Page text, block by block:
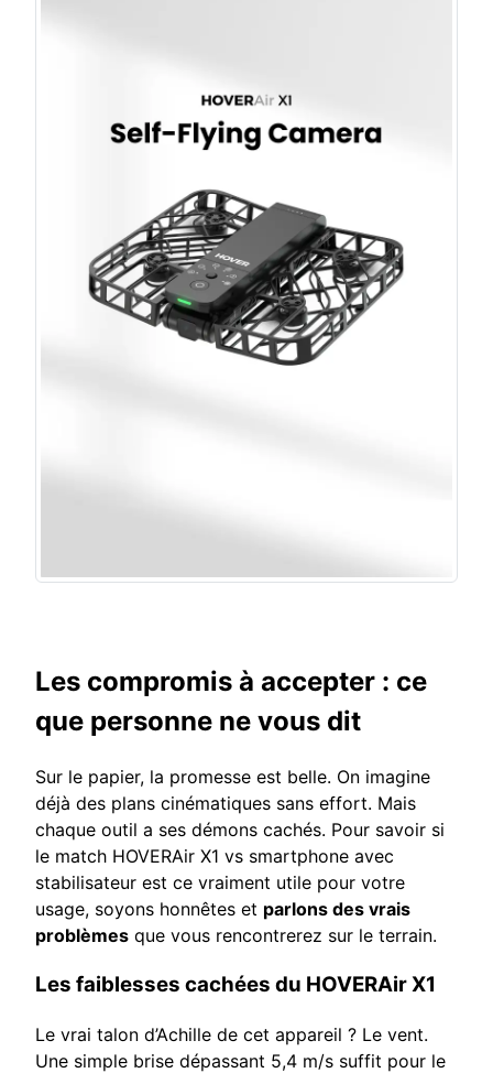
Les compromis à accepter : ce
que personne ne vous dit
Sur le papier, la promesse est belle. On imagine
déjà des plans cinématiques sans effort. Mais
chaque outil a ses démons cachés. Pour savoir si
le match HOVERAir X1 vs smartphone avec
stabilisateur est ce vraiment utile pour votre
usage, soyons honnêtes et parlons des vrais
problèmes que vous rencontrerez sur le terrain.
Les faiblesses cachées du HOVERAir X1
Le vrai talon d’Achille de cet appareil ? Le vent.
Une simple brise dépassant 5,4 m/s suffit pour le